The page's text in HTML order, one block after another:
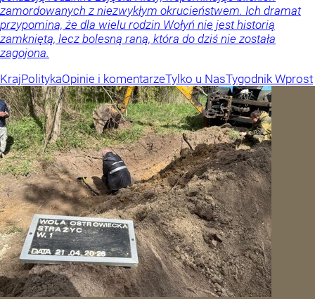
zamordowanych z niezwykłym okrucieństwem. Ich dramat
przypomina, że dla wielu rodzin Wołyń nie jest historią
zamkniętą, lecz bolesną raną, która do dziś nie została
zagojona.
KrajPolitykaOpinie i komentarzeTylko u NasTygodnik Wprost